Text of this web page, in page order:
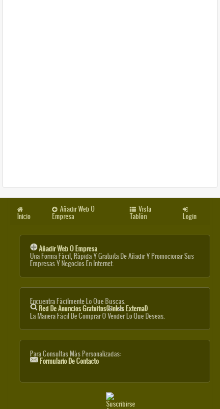
Inicio
Añadir Web O
Empresa
Vista
Tablón Login
Añadir Web O Empresa
Una Forma Fácil, Rápida Y Gratuita De Añadir Y Promocionar Sus
Empresas Y Negocios En Internet.
Encuentra Fácilmente Lo Que Buscas.
Red De Anuncios Gratuitos(link Is External)
La Manera Fácil De Comprar O Vender Lo Que Deseas.
Para Consultas Más Personalizadas:
Formulario De Contacto